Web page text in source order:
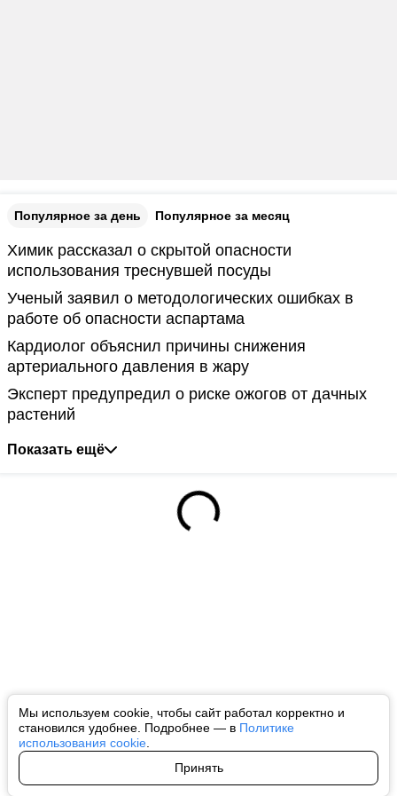
Мы используем cookie, чтобы сайт работал корректно и
становился удобнее. Подробнее — в Политике
использования cookie
Принять
Популярное за день Популярное за месяц
Химик рассказал о скрытой опасности
использования треснувшей посуды
Ученый заявил о методологических ошибках в
работе об опасности аспартама
Кардиолог объяснил причины снижения
артериального давления в жару
Эксперт предупредил о риске ожогов от дачных
растений
Показать ещё